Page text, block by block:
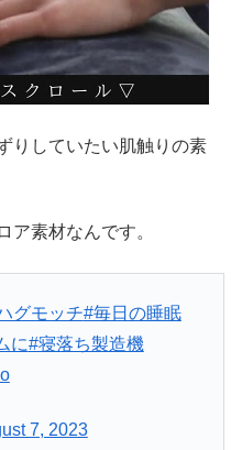
りしていたい肌触りの素
ア素材なんです。
グモッチ#毎日の睡眠
に#寝落ち製造機
7, 2023